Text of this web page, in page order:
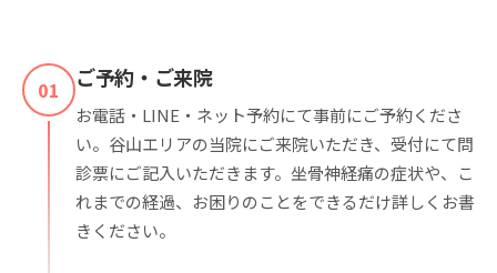
01 ご予約・ご来院
お電話・LINE・ネット予約にて事前にご予約くださ
い。谷山エリアの当院にご来院いただき、受付にて問
診票にご記入いただきます。坐骨神経痛の症状や、こ
れまでの経過、お困りのことをできるだけ詳しくお書
きください。